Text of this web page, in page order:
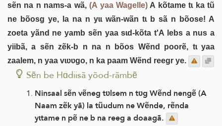
sẽn na n nams-a wã,(A yaa Wagelle)A kõtame tɩ ka tũ
ne bõosg ye, la na n yɩɩ wãn-wãn tɩ b sã n bõose! A
zoeta yãnd ne yamb sẽn yaa sɩd-kõta t'A lebs a nus a
yiibã, a sẽn zẽk-b n na n bõos Wẽnd poorẽ, tɩ yaa
zaalem, n yaa vɩʋʋgo, n ka paam Wẽnd reegr ye.
Sẽn be Hɑdiisã yõod-rãmbẽ
Ninsaal sẽn vẽneg tʋlsem n tʋg Wẽnd nengẽ (A
Naam zẽk yã) la tũudum ne Wẽnde, rẽnda
yɩtame n pẽ ne b na reeg a doaagã.